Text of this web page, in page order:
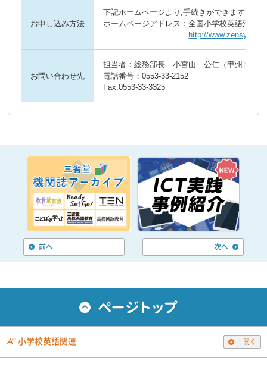
お申し込み方法
下記ホームページより,手続きができます。
ホームページアドレス：全国小学校英語活動
http://
お問い合わせ先
担当者：総務部長　小宮山　公仁（甲州市立
電話番号：0553-33-2152
Fax:0553-33-3325
前へ 次へ
小学校英語関連 開く